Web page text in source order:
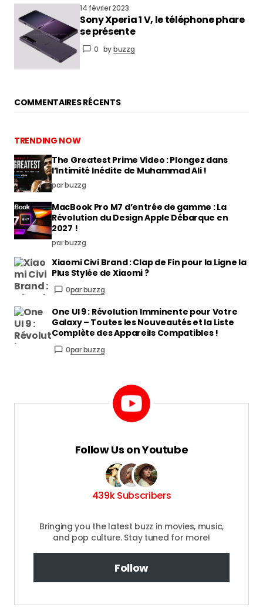
14 février 2023
Sony Xperia 1 V, le téléphone phare
se présente
0 bybuzzg
COMMENTAIRES RÉCENTS
TRENDING NOW
The Greatest Prime Video : Plongez dans
l’Intimité Inédite de Muhammad Ali !
par buzzg
MacBook Pro M7 d’entrée de gamme : La
Révolution du Design Apple Débarque en
2027 !
par buzzg
Xiaomi Civi Brand : Clap de Fin pour la Ligne la
Plus Stylée de Xiaomi ?
0par buzzg
One UI 9 : Révolution Imminente pour Votre
Galaxy – Toutes les Nouveautés et la Liste
Complète des Appareils Compatibles !
0par buzzg
Follow Us on Youtube
439k Subscribers
Bringing you the latest buzz in movies, music,
and pop culture. Stay tuned for more!
Follow